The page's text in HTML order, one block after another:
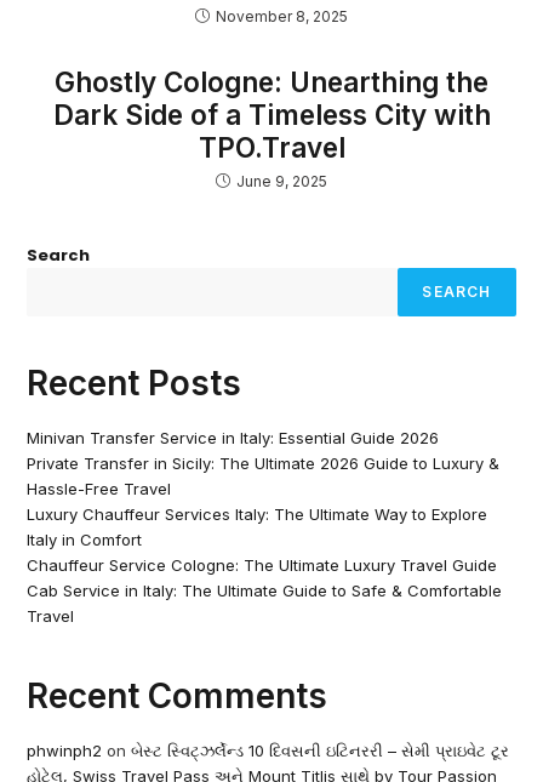
November 8, 2025
Ghostly Cologne: Unearthing the
Dark Side of a Timeless City with
TPO.Travel
June 9, 2025
Search
SEARCH
Recent Posts
Minivan Transfer Service in Italy: Essential Guide 2026
Private Transfer in Sicily: The Ultimate 2026 Guide to Luxury &
Hassle-Free Travel
Luxury Chauffeur Services Italy: The Ultimate Way to Explore
Italy in Comfort
Chauffeur Service Cologne: The Ultimate Luxury Travel Guide
Cab Service in Italy: The Ultimate Guide to Safe & Comfortable
Travel
Recent Comments
phwinph2 onબેસ્ટ સ્વિટ્ઝર્લેન્ડ 10 દિવસની ઇટિનરરી – સેમી પ્રાઇવેટ ટૂર
હોટેલ, Swiss Travel Pass અને Mount Titlis સાથે by Tour Passion